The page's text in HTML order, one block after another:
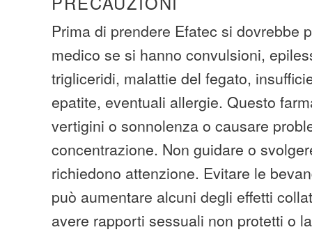
Prima di prendere Efatec si dovrebbe
medico se si hanno convulsioni,
trigliceridi, malattie del fegato,
epatite, eventuali allergie. Questo
vertigini o sonnolenza o causare
concentrazione. Non guidare o
richiedono attenzione. Evitare le
può aumentare alcuni degli effetti
avere rapporti sessuali non protetti o